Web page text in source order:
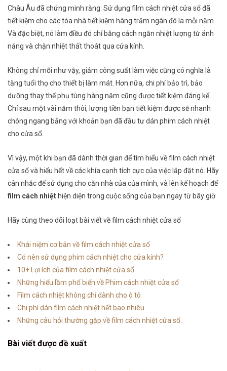
Châu Âu đã chứng minh rằng: Sử dụng film cách nhiệt cửa sổ đã
tiết kiệm cho các tòa nhà tiết kiệm hàng trăm ngàn đô la mỗi năm.
Và đặc biệt, nó làm điều đó chỉ bằng cách ngăn nhiệt lượng từ ánh
nắng và chặn nhiệt thất thoát qua cửa kính.
Không chỉ mỗi như vậy, giảm công suất làm việc cũng có nghĩa là
tăng tuổi thọ cho thiết bị làm mát. Hơn nữa, chi phí bảo trì, bảo
dưỡng thay thế phụ tùng hàng năm cũng được tiết kiệm đáng kể.
Chỉ sau một vài năm thôi, lượng tiền bạn tiết kiệm được sẽ nhanh
chóng ngang bằng với khoản bạn đã đầu tư dán phim cách nhiệt
cho cửa sổ.
Vì vậy, một khi bạn đã dành thời gian để tìm hiểu về film cách nhiệt
cửa sổ và hiểu hết về các khía cạnh tích cực của việc lắp đặt nó. Hãy
cân nhắc để sử dụng cho căn nhà của của mình, và lên kế hoạch để
film cách nhiệt hiện diện trong cuộc sống của bạn ngay từ bây giờ.
Hãy cùng theo dõi loạt bài viết về film cách nhiệt cửa sổ
Khái niệm cơ bản về film cách nhiệt cửa sổ
Có nên sử dụng phim cách nhiệt cho cửa kính?
10+ Lợi ích của film cách nhiệt cửa sổ.
Những hiểu lầm phổ biến về Phim cách nhiệt cửa sổ
Film cách nhiệt không chỉ dành cho ô tô
Chi phí dán film cách nhiệt hết bao nhiêu
Những câu hỏi thường gặp về film cách nhiệt cửa sổ.
Bài viết được đề xuất